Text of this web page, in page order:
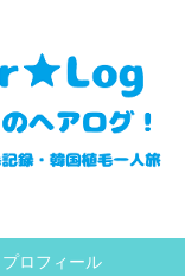
プロフィール